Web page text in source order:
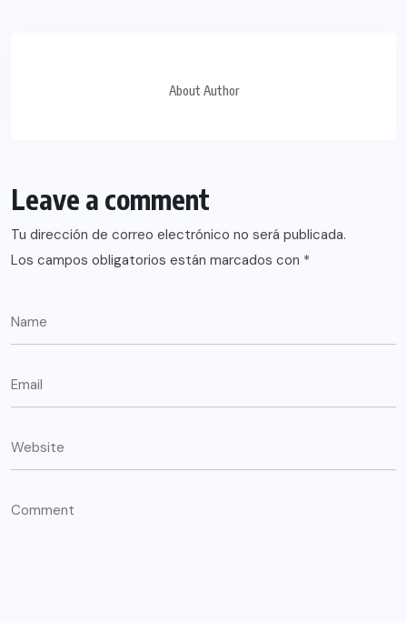
About Author
Leave a comment
Tu dirección de correo electrónico no será publicada.
Los campos obligatorios están marcados con *